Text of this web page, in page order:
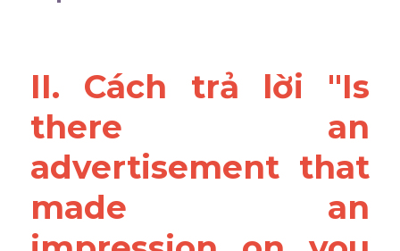
II. Cách trả lời "Is
there an
advertisement that
made an